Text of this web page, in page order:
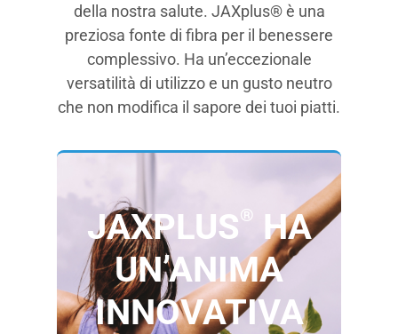
della nostra salute. JAXplus® è una
preziosa fonte di fibra per il benessere
complessivo. Ha un’eccezionale
versatilità di utilizzo e un gusto neutro
che non modifica il sapore dei tuoi piatti.
JAXPLUS®
HA
UN’ANIMA
INNOVATIVA